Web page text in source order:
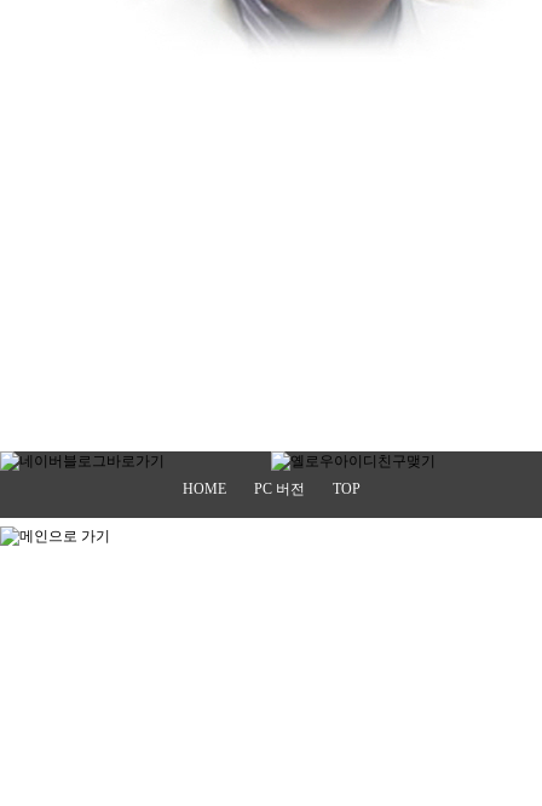
HOME PC 버전 TOP